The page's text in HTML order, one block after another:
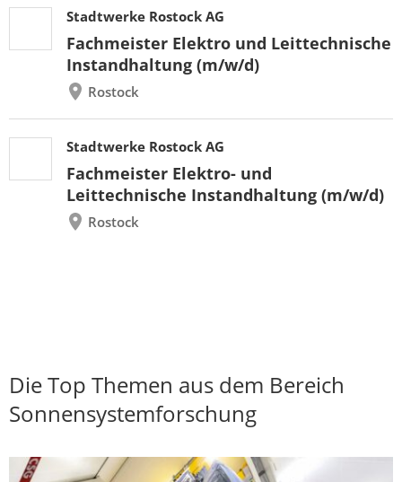
Stadtwerke Rostock AG
Fachmeister Elektro und Leittechnische
Instandhaltung (m/w/d)
Rostock
Stadtwerke Rostock AG
Fachmeister Elektro- und
Leittechnische Instandhaltung (m/w/d)
Rostock
Die Top Themen aus dem Bereich
Sonnensystemforschung